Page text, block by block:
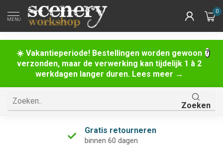
☀️ Vakantieperiode! Bestellingen worden gewoon
verzonden, maar de verwerking kan tijdelijk 1 à 2
werkdagen langer duren. Lees meer →
MENU
0
Zoeken
Gratis retourneren
binnen 60 dagen